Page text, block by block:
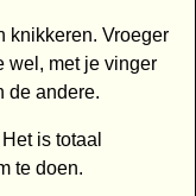
knikkeren. Vroeger
wel, met je vinger
de andere.
is totaal
te doen.